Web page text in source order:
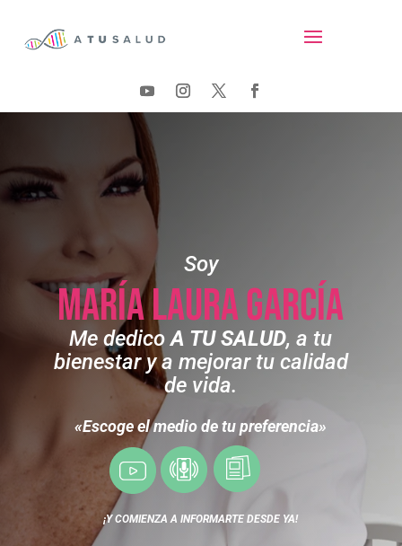
Soy
María Laura García
Me dedicoA TU SALUD, a tu
bienestar y a mejorar tu calidad
de vida.
«Escoge el medio de tu preferencia»
¡Y COMIENZA A INFORMARTE DESDE YA!